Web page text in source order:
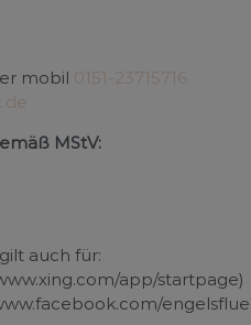
mobil 0151-23715716
MStV:
auch für:
app/startpage)